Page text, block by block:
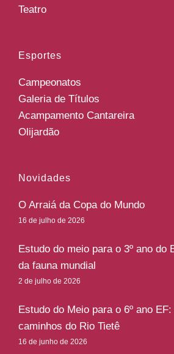
Teatro
Esportes
Campeonatos
Galeria de Títulos
Acampamento Cantareira
Olijardão
Novidades
O Arraiá da Copa do Mundo
16 de julho de 2026
Estudo do meio para o 3º ano do
da fauna mundial
2 de julho de 2026
Estudo do Meio para o 6º ano
caminhos do Rio Tietê
16 de junho de 2026